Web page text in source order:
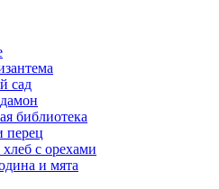
сад
библиотека
перец
с орехами
и мята